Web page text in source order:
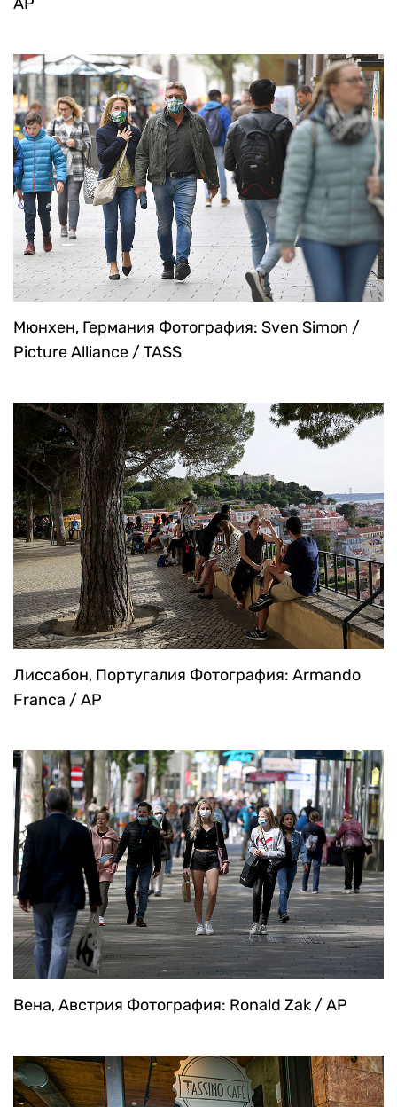
Мюнхен, Германия Фотография: Sven Simon /
Picture Alliance / TASS
Лиссабон, Португалия Фотография: Armando
Franca / AP
Вена, Австрия Фотография: Ronald Zak / AP